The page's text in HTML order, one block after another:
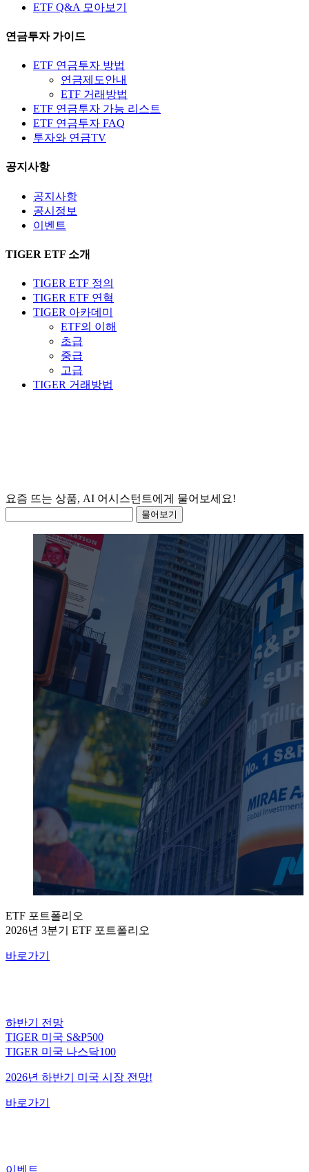
ETF Q&A 모아보기
연금투자 가이드
ETF 연금투자 방법
연금제도안내
ETF 거래방법
ETF 연금투자 가능 리스트
ETF 연금투자 FAQ
투자와 연금TV
공지사항
공지사항
공시정보
이벤트
TIGER ETF 소개
TIGER ETF 정의
TIGER ETF 연혁
TIGER 아카데미
ETF의 이해
초급
중급
고급
TIGER 거래방법
요즘 뜨는 상품, AI 어시스턴
ETF 포트폴리오
2026년 3분기 ETF 포트폴리오
바로가기
하반기 전망
TIGER 미국 S&P500
TIGER 미국 나스닥100
2026년 하반기 미국 시장 전망!
바로가기
이벤트